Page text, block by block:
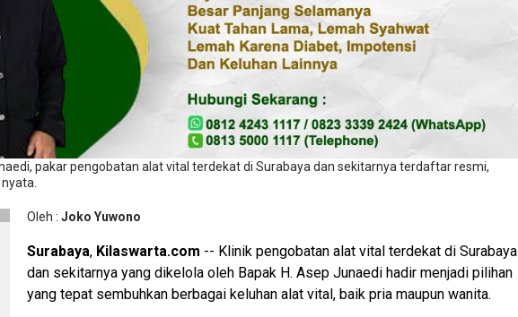
pakar pengobatan alat vital terdekat di Surabaya dan sekitarnya terdaftar resmi,
Oleh :Joko Yuwono
Surabaya, Kilaswarta.com -- Klinik pengobatan alat vital terdekat di Surabaya
dan sekitarnya yang dikelola oleh Bapak H. Asep Junaedi hadir menjadi pilihan
yang tepat sembuhkan berbagai keluhan alat vital, baik pria maupun wanita.